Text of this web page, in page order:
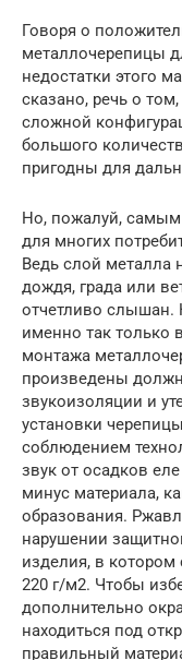
Говоря о
металлочерепицы
недостатки этого
сказано, речь о
сложной
большого
пригодны для
Но, пожалуй,
для многих
Ведь слой металла
дождя, града или
отчетливо слышан.
именно так только
монтажа
произведены
звукоизоляции и
установки
соблюдением
звук от осадков
минус материала,
образования.
нарушении
изделия, в
220 г/м2. Чтобы
дополнительно
находиться под
правильный